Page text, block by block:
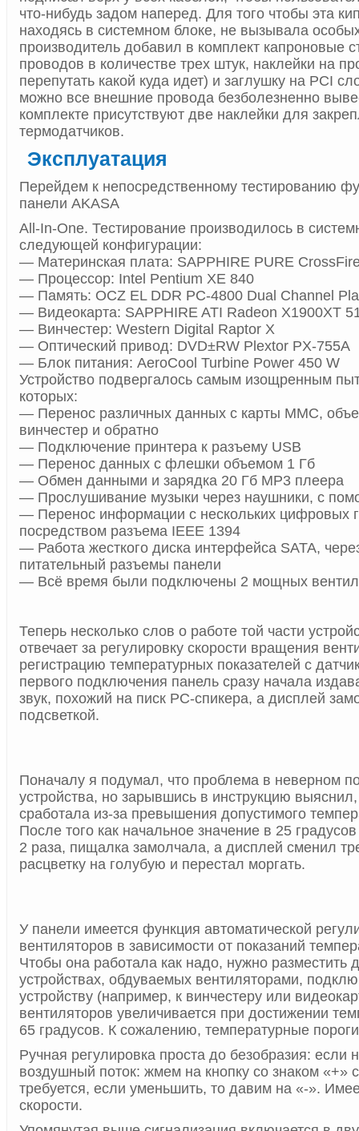
что-нибудь задом наперед. Для того чтобы эта
находясь в системном блоке, не вызывала
производитель добавил в комплект капроновые
проводов в количестве трех штук, наклейки на
перепутать какой куда идет) и заглушку на PCI
можно все внешние провода безболезненно
комплекте присутствуют две наклейки для
термодатчиков.
Эксплуатация
Перейдем к непосредственному тестированию
панели AKASA
All-In-One. Тестирование производилось в
следующей конфигурации:
— Материнская плата: SAPPHIRE PURE
— Процессор: Intel Pentium XE 840
— Память: OCZ EL DDR PC-4800 Dual Channel
— Видеокарта: SAPPHIRE ATI Radeon X1900XT
— Винчестер: Western Digital Raptor X
— Оптический привод: DVD±RW Plextor PX-755A
— Блок питания: AeroCool Turbine Power 450 W
Устройство подвергалось самым изощренным
которых:
— Перенос различных данных с карты ММС,
винчестер и обратно
— Подключение принтера к разъему USB
— Перенос данных с флешки объемом 1 Гб
— Обмен данными и зарядка 20 Гб MP3 плеера
— Прослушивание музыки через наушники, с
— Перенос информации с нескольких цифровых
посредством разъема IEEE 1394
— Работа жесткого диска интерфейса SATA,
питательный разъемы панели
— Всё время были подключены 2 мощных
Теперь несколько слов о работе той части
отвечает за регулировку скорости вращения
регистрацию температурных показателей с
первого подключения панель сразу начала
звук, похожий на писк PC-спикера, а дисплей
подсветкой.
Поначалу я подумал, что проблема в неверном
устройства, но зарывшись в инструкцию выяснил,
сработала из-за превышения допустимого
После того как начальное значение в 25
2 раза, пищалка замолчала, а дисплей сменил
расцветку на голубую и перестал моргать.
У панели имеется функция автоматической
вентиляторов в зависимости от показаний
Чтобы она работала как надо, нужно разместить
устройствах, обдуваемых вентиляторами,
устройству (например, к винчестеру или
вентиляторов увеличивается при достижении
65 градусов. К сожалению, температурные
Ручная регулировка проста до безобразия: если
воздушный поток: жмем на кнопку со знаком «+»
требуется, если уменьшить, то давим на «-».
скорости.